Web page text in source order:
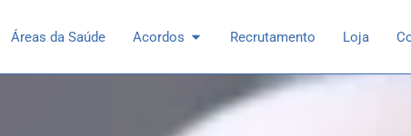
Especialidades
Áreas da Saúde Acordos Open Acordos
Recrutamento Loja